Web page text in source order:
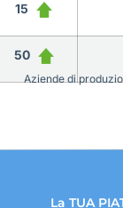
15
50
Aziende di
La TUA